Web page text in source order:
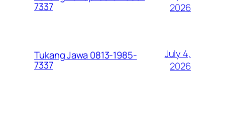
7337
2026
Tukang Jawa 0813-1985-
7337
July 4,
2026